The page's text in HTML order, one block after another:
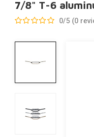
7/8" T-6
0/5 (0